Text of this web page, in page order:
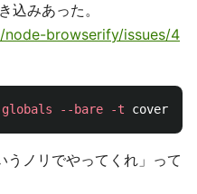
込みあった。
browserify/issues/4
--bare -t coverify
うノリでやってくれ」って